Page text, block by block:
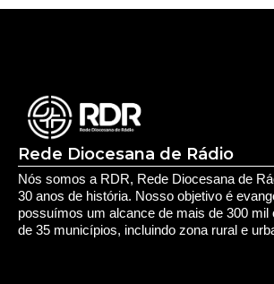
Rede Diocesana de Rádio
Nós somos a RDR, Rede Diocesana de
30 anos de história. Nosso objetivo é
possuímos um alcance de mais de 300 mil
de 35 municípios, incluindo zona rural e